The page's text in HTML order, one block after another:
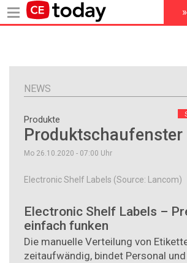
HEADER
MENU
NEWS
Produkte
Produktschaufenster
Mo 26.10.2020 - 07:00 Uhr
Electronic Shelf Labels (Source: Lancom)
Electronic Shelf Labels –
einfach funken
Die manuelle Verteilung von
zeitaufwändig, bindet Personal